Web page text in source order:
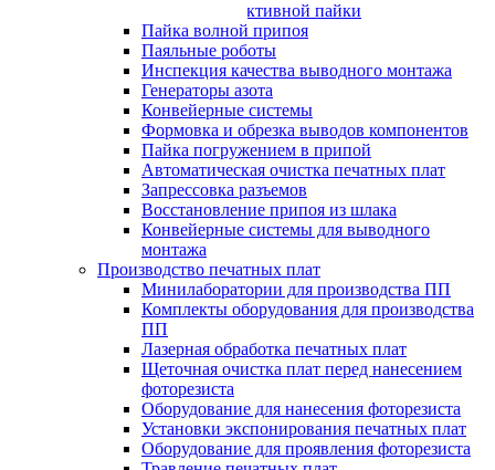
Системы селективной пайки
Пайка волной припоя
Паяльные роботы
Инспекция качества выводного монтажа
Генераторы азота
Конвейерные системы
Формовка и обрезка выводов компонентов
Пайка погружением в припой
Автоматическая очистка печатных плат
Запрессовка разъемов
Восстановление припоя из шлака
Конвейерные системы для выводного
монтажа
Производство печатных плат
Минилаборатории для производства ПП
Комплекты оборудования для производства
ПП
Лазерная обработка печатных плат
Щеточная очистка плат перед нанесением
фоторезиста
Оборудование для нанесения фоторезиста
Установки экспонирования печатных плат
Оборудование для проявления фоторезиста